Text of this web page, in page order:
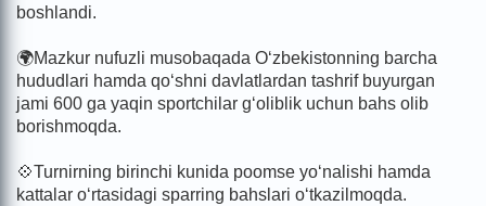
boshlandi.
🌍Mazkur nufuzli musobaqada O‘zbekistonning barcha
hududlari hamda qo‘shni davlatlardan tashrif buyurgan
jami 600 ga yaqin sportchilar g‘oliblik uchun bahs olib
borishmoqda.
💠Turnirning birinchi kunida poomse yo‘nalishi hamda
kattalar o‘rtasidagi sparring bahslari o‘tkazilmoqda.